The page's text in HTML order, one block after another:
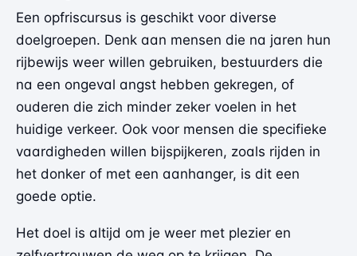
Een opfriscursus is geschikt voor diverse
doelgroepen. Denk aan mensen die na jaren hun
rijbewijs weer willen gebruiken, bestuurders die
na een ongeval angst hebben gekregen, of
ouderen die zich minder zeker voelen in het
huidige verkeer. Ook voor mensen die specifieke
vaardigheden willen bijspijkeren, zoals rijden in
het donker of met een aanhanger, is dit een
goede optie.
Het doel is altijd om je weer met plezier en